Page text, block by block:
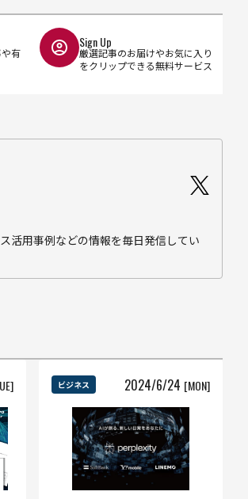
有
Sign Up
厳選記事のお届けやお気に入り
をクリップできる無料サービス
活用事例などの情報を毎日発信してい
ビジネス 2024/6/24 [MON]